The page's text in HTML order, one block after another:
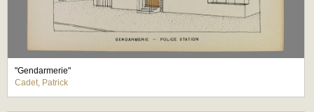
"Gendarmerie"
Cadet, Patrick